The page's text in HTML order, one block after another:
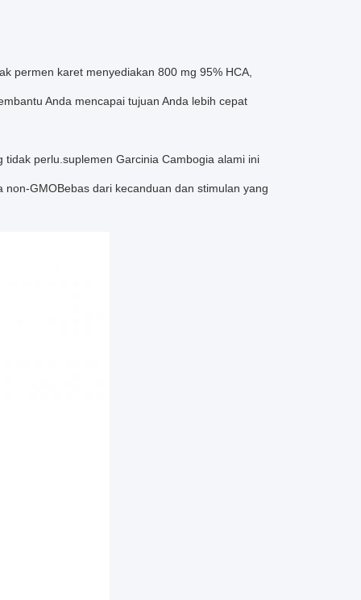
permen karet menyediakan 800 mg 95% HCA,
Anda mencapai tujuan Anda lebih cepat
perlu.suplemen Garcinia Cambogia alami ini
GMOBebas dari kecanduan dan stimulan yang